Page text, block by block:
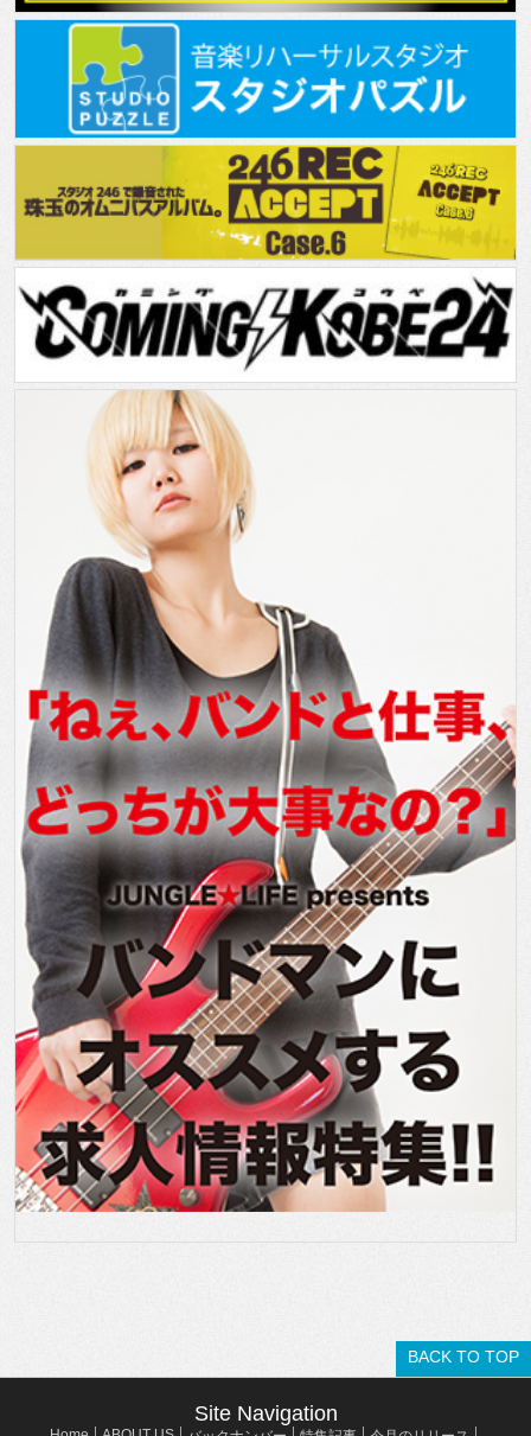
BACK TO TOP
Site Navigation